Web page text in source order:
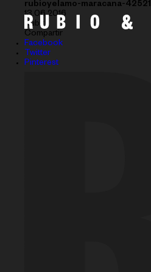
rubioyelamo-maracana-42521
13.06.2016
Subir
Compartir
Facebook
Twitter
Pinterest